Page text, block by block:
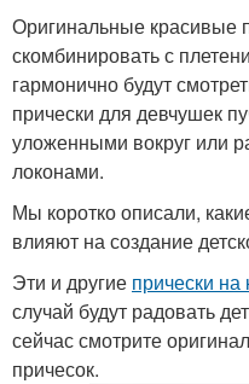
Оригинальные красивые
скомбинировать с
гармонично будут
прически для девчушек
уложенными вокруг или
локонами.
Мы коротко описали,
влияют на создание
Эти и другие прически
случай будут радовать
сейчас смотрите
причесок.